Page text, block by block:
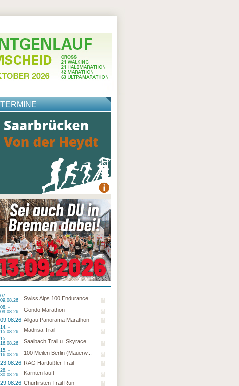
TERMINE
07. -
09.08.26
Swiss Alps 100 Endurance ...
08. -
09.08.26
Gondo Marathon
09.08.26 Allgäu Panorama Marathon
14. -
15.08.26
Madrisa Trail
15. -
16.08.26
Saalbach Trail u. Skyrace
15. -
16.08.26
100 Meilen Berlin (Mauerw...
23.08.26 RAG Hartfüßler Trail
28. -
30.08.26
Kärnten läuft
29.08.26 Churfirsten Trail Run